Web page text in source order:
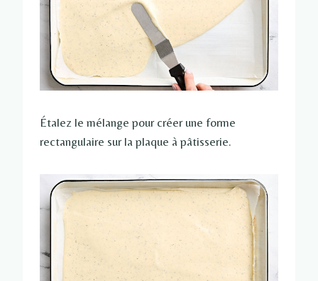
Étalez le mélange pour créer une forme
rectangulaire sur la plaque à pâtisserie.